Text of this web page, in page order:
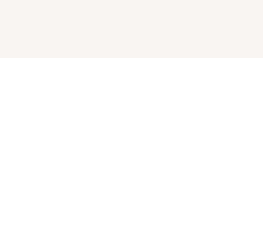
Deutsch